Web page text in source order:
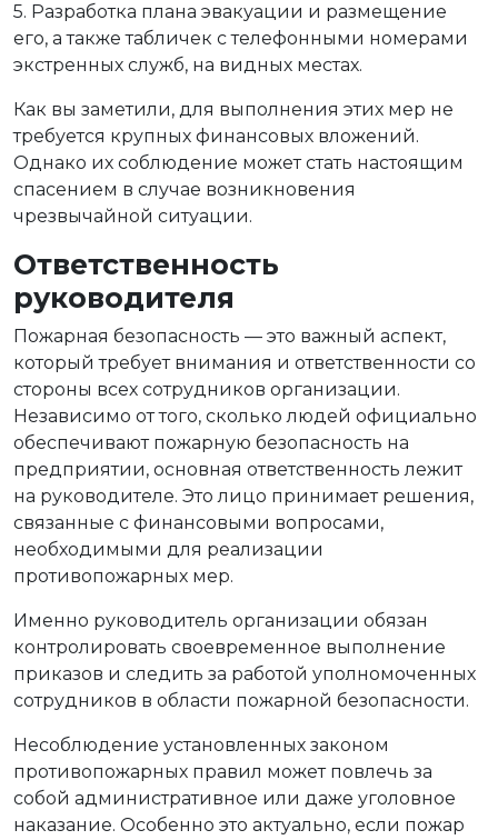
5. Разработка плана эвакуации и размещение
его, а также табличек с телефонными номерами
экстренных служб, на видных местах.
Как вы заметили, для выполнения этих мер не
требуется крупных финансовых вложений.
Однако их соблюдение может стать настоящим
спасением в случае возникновения
чрезвычайной ситуации.
Ответственность
руководителя
Пожарная безопасность — это важный аспект,
который требует внимания и ответственности со
стороны всех сотрудников организации.
Независимо от того, сколько людей официально
обеспечивают пожарную безопасность на
предприятии, основная ответственность лежит
на руководителе. Это лицо принимает решения,
связанные с финансовыми вопросами,
необходимыми для реализации
противопожарных мер.
Именно руководитель организации обязан
контролировать своевременное выполнение
приказов и следить за работой уполномоченных
сотрудников в области пожарной безопасности.
Несоблюдение установленных законом
противопожарных правил может повлечь за
собой административное или даже уголовное
наказание. Особенно это актуально, если пожар